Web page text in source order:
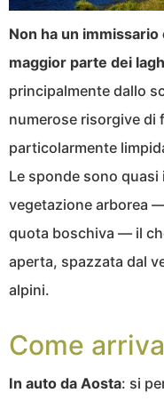
Non ha un
maggior parte dei
principalmente dallo
numerose risorgive di
particolarmente
Le sponde sono
vegetazione arborea
quota boschiva — il
aperta, spazzata dal
alpini.
Come
In auto da Aosta: si